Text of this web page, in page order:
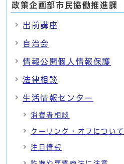
政策企画部市民協働推進課
出前講座
自治会
情報公開個人情報保護
法律相談
生活情報センター
消費者相談
クーリング・オフについて
注目情報